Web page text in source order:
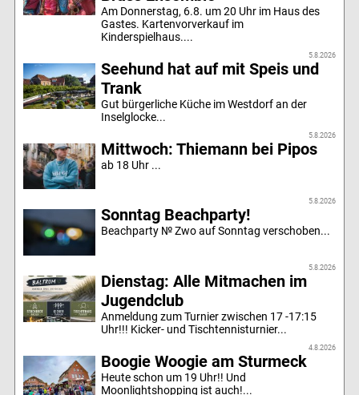
Am Donnerstag, 6.8. um 20 Uhr im Haus des
Gastes. Kartenvorverkauf im
Kinderspielhaus....
5.8.2026
Seehund hat auf mit Speis und
Trank
Gut bürgerliche Küche im Westdorf an der
Inselglocke...
5.8.2026
Mittwoch: Thiemann bei Pipos
ab 18 Uhr ...
5.8.2026
Sonntag Beachparty!
Beachparty № Zwo auf Sonntag verschoben...
5.8.2026
Dienstag: Alle Mitmachen im
Jugendclub
Anmeldung zum Turnier zwischen 17 -17:15
Uhr!!! Kicker- und Tischtennisturnier...
4.8.2026
Boogie Woogie am Sturmeck
Heute schon um 19 Uhr!! Und
Moonlightshopping ist auch!...